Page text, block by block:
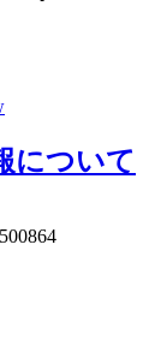
について